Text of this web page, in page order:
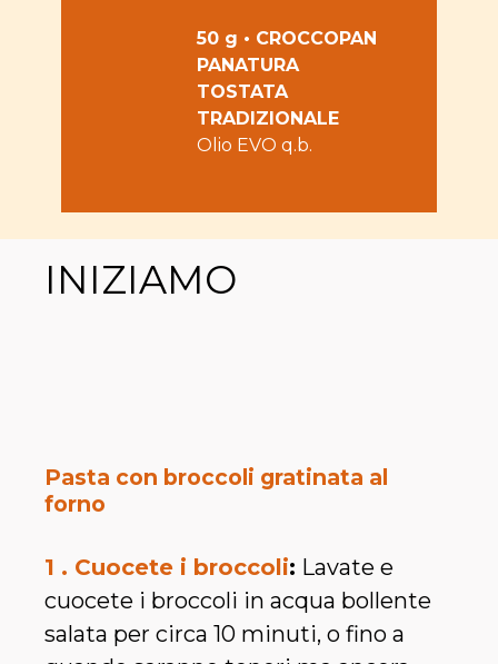
50 g • CROCCOPAN
PANATURA
TOSTATA
TRADIZIONALE
Olio EVO q.b.
INIZIAMO
Pasta con broccoli gratinata al
forno
1 . Cuocete i broccoli: Lavate e
cuocete i broccoli in acqua bollente
salata per circa 10 minuti, o fino a